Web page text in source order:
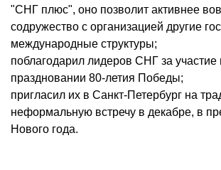
"СНГ плюс", оно позволит активнее
содружество с организацией другие
международные структуры;
поблагодарил лидеров СНГ за участие
праздновании 80-летия Победы;
пригласил их в Санкт-Петербург на
неформальную встречу в декабре, в
Нового года.